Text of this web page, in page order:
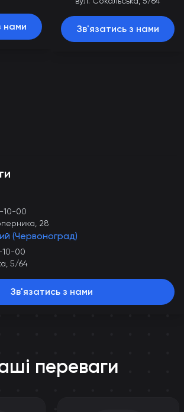
нами Зв'язатись з нами
10-00
28
(Червоноград)
10-00
5/64
Зв'язатись з нами
переваги